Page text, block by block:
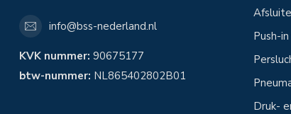
info@bss-nederland.nl
KVK nummer: 90675177
btw-nummer: NL865402802B01
Push-
Druk-